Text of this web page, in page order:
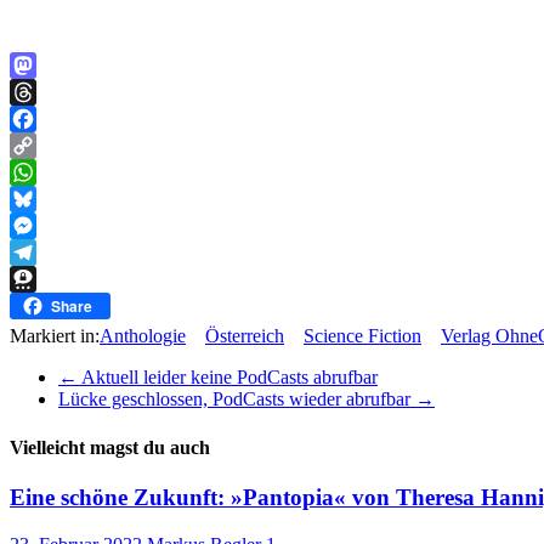
Mastodon
Threads
Facebook
Copy
Link
WhatsApp
Bluesky
Messenger
Telegram
Threema
Share
Markiert in:Anthologie Österreich Science Fiction
Verlag
← Aktuell leider keine PodCasts abrufbar
Lücke geschlossen, PodCasts wieder abrufbar →
Vielleicht magst du auch
Eine schöne Zukunft: »Pantopia« von Theresa